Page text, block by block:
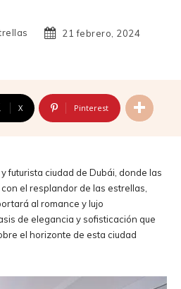
21 febrero, 2024
X Pinterest
futurista ciudad de Dubái, donde las
el resplandor de las estrellas,
al romance y lujo
de elegancia y sofisticación que
el horizonte de esta ciudad